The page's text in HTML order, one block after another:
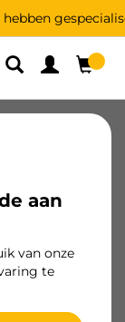
DE DICHTSTBIJZIJNDE
aan
van onze
te